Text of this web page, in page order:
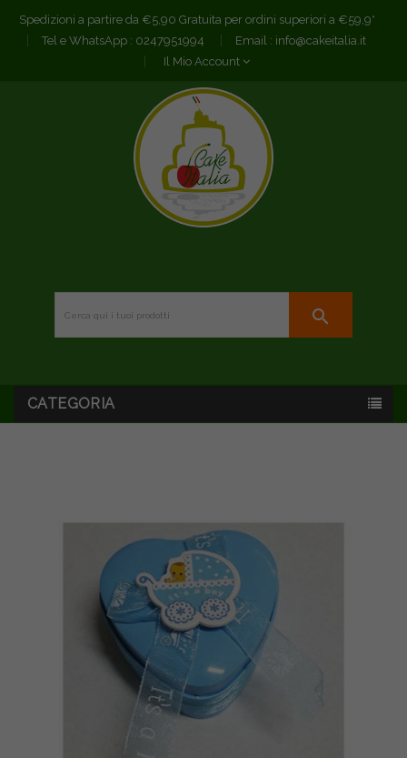
Spedizioni a partire da €5,90 Gratuita per ordini superiori a €59,9*
Tel e WhatsApp : 0247951994 Email : info@cakeitalia.it
Il Mio Account
search
CATEGORIA